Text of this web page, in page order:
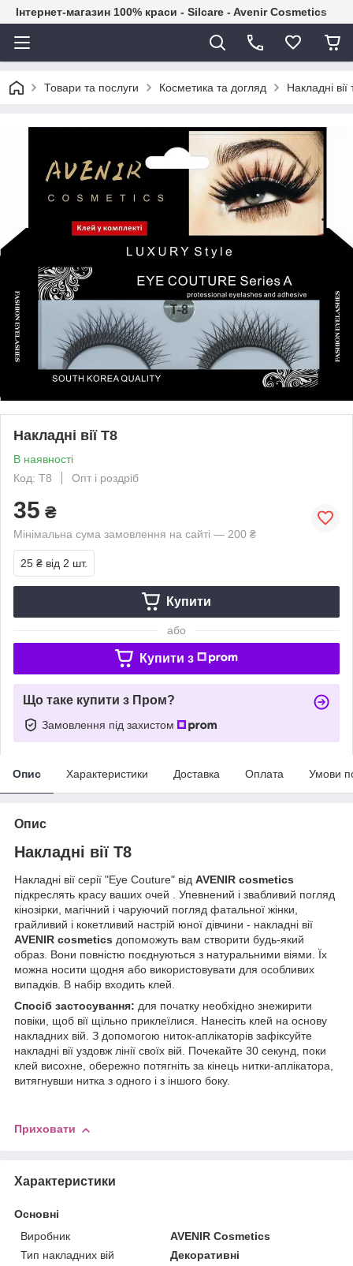
Інтернет-магазин 100% краси - Silcare - Avenir Cosmetics
Товари та послуги Косметика та догляд Накладні
Накладні вії Т8
В наявності
Код: Т8
Опт і роздріб
35 ₴
Мінімальна сума замовлення на сайті — 200 ₴
25 ₴ від 2 шт.
Купити
або
Купити з
Що таке купити з Пром?
Замовлення під захистом
Опис Характеристики Доставка Оплата Умови
Опис
Накладні вії Т8
Накладні вії серії "Eye Couture" від AVENIR cosmetics
підкреслять красу ваших очей . Упевнений і звабливий погляд
кінозірки, магічний і чаруючий погляд фатальної жінки,
грайливий і кокетливий настрій юної дівчини - накладні вії
AVENIR cosmetics допоможуть вам створити будь-який
образ. Вони повністю поєднуються з натуральними віями. Їх
можна носити щодня або використовувати для особливих
випадків. В набір входить клей.
Спосіб застосування: для початку необхідно знежирити
повіки, щоб вії щільно приклеїлися. Нанесіть клей на основу
накладних вій. З допомогою ниток-аплікаторів зафіксуйте
накладні вії уздовж лінії своїх вій. Почекайте 30 секунд, поки
клей висохне, обережно потягніть за кінець нитки-аплікатора,
витягнувши нитка з одного і з іншого боку.
Приховати
Характеристики
Основні
Виробник
AVENIR Cosmetics
Тип накладних вій
Декоративні